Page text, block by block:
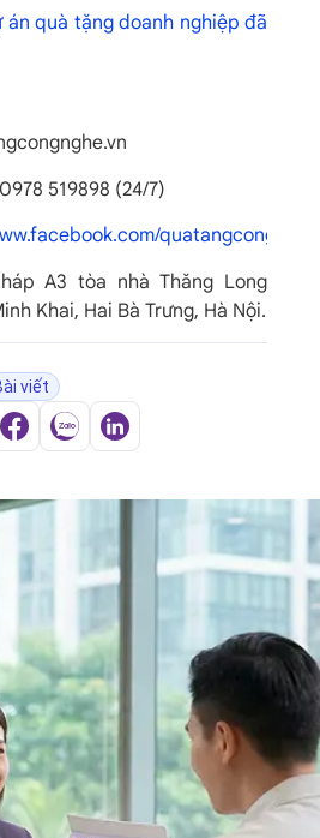
án quà tặng doanh nghiệp đã
519898‬ (24/7)
A3 tòa nhà Thăng Long
Khai, Hai Bà Trưng, Hà Nội.
viết